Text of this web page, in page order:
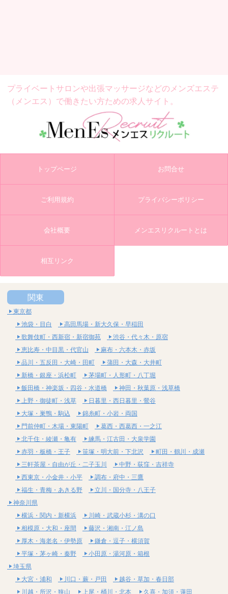
プライベートサロンや出張マッサージなどの メンズエステ
（メンエス）で働きたい方ための求人サイト。
トップページ お問合せ
ご利用規約 プライバシーポリシー
会社概要 メンエスリクルートとは
相互リンク
関東
東京都
池袋・目白
高田馬場・新大久保・早稲田
歌舞伎町・西新宿・新宿御苑
渋谷・代々木・原宿
恵比寿・中目黒・代官山
麻布・六本木・赤坂
品川・五反田・大崎・田町
蒲田・大森・大井町
新橋・銀座・浜松町
茅場町・人形町・八丁堀
飯田橋・神楽坂・四谷・水道橋
神田・秋葉原・浅草橋
上野・御徒町・浅草
日暮里・西日暮里・鶯谷
大塚・巣鴨・駒込
錦糸町・小岩・両国
門前仲町・木場・東陽町
葛西・西葛西・一之江
北千住・綾瀬・亀有
練馬・江古田・大泉学園
赤羽・板橋・王子
笹塚・明大前・下北沢
町田・鶴川・成瀬
三軒茶屋・自由が丘・二子玉川
中野・荻窪・吉祥寺
西東京・小金井・小平
調布・府中・三鷹
福生・青梅・あきる野
立川・国分寺・八王子
神奈川県
横浜・関内・新横浜
川崎・武蔵小杉・溝の口
相模原・大和・座間
藤沢・湘南・江ノ島
厚木・海老名・伊勢原
鎌倉・逗子・横須賀
平塚・茅ヶ崎・秦野
小田原・湯河原・箱根
埼玉県
大宮・浦和
川口・蕨・戸田
越谷・草加・春日部
川越・所沢・狭山
上尾・桶川・北本 久喜・加須・蓮田